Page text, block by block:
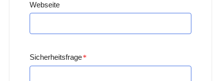
Webseite
Sicherheitsfrage*